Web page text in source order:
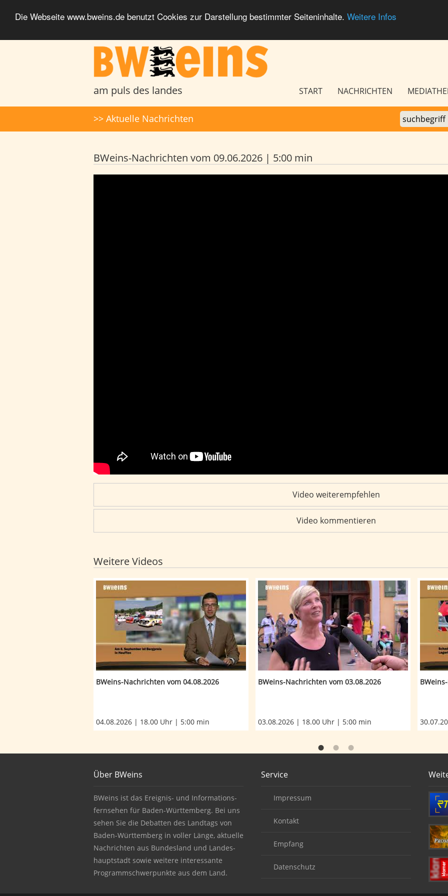
Die Webseite www.bweins.de benutzt Cookies zur Darstellung bestimmter Seiteninhalte. Weitere Infos
BWeins - Am Puls des Landes
am puls des landes Seitennavigation
START NACHRICHTEN
>> Aktuelle Nachrichten
BWeins-Nachrichten vom 09.06.2026 | 5:00 min
Video weiterempfehlen
Video kommentieren
Weitere Videos
BWeins-Nachrichten: BWeins-Nachrichten vom 04.08.2026
BWeins-Nachrichten vom 04.08.2026
04.08.2026 | 18.00 Uhr | 5:00 min
BWeins-Nachrichten: BWeins-Nachrichten vom
BWeins-Nachrichten vom 03.08.2026
03.08.2026 | 18.00 Uhr | 5:00 min
About BWeins
Über BWeins
BWeins ist das Ereignis- und Informations-
fernsehen für Baden-Württemberg. Bei uns
sehen Sie die Debatten des Landtags von
Baden-Württemberg in voller Länge, aktuelle
Nachrichten aus Bundesland und Landes-
hauptstadt sowie weitere interessante
Programmschwerpunkte aus dem Land.
Service
Impressum
Kontakt
Empfang
Datenschutz